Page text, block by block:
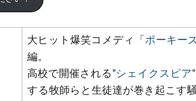
大ヒット爆笑コメディ「 ポーキー
編。
高校で開催される”シェイクスピア
する牧師らと生徒達が巻き起こす